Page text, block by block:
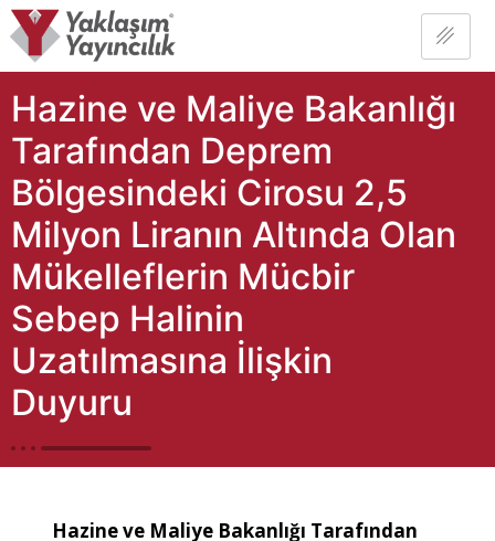
Hazine ve Maliye Bakanlığı
Tarafından Deprem
Bölgesindeki Cirosu 2,5
Milyon Liranın Altında Olan
Mükelleflerin Mücbir
Sebep Halinin
Uzatılmasına İlişkin
Duyuru
Hazine ve Maliye Bakanlığı Tarafından